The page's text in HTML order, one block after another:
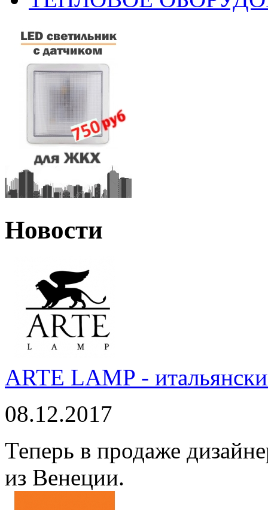
Новости
ARTE LAMP -
08.12.2017
Теперь в продаже
из Венеции.